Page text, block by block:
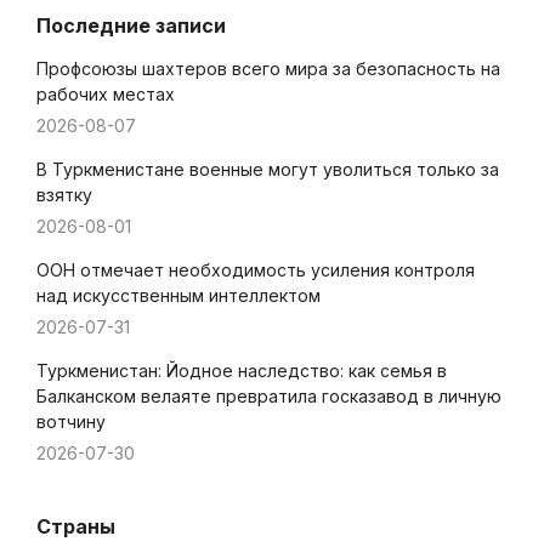
Последние записи
Профсоюзы шахтеров всего мира за безопасность на
рабочих местах
2026-08-07
В Туркменистане военные могут уволиться только за
взятку
2026-08-01
ООН отмечает необходимость усиления контроля
над искусственным интеллектом
2026-07-31
Туркменистан: Йодное наследство: как семья в
Балканском велаяте превратила госказавод в личную
вотчину
2026-07-30
Страны